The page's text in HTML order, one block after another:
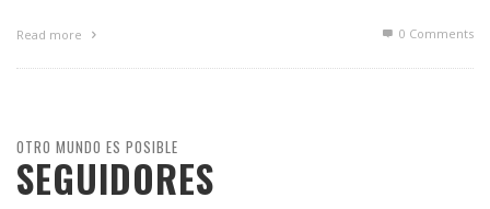
Read more 0 Comments
OTRO MUNDO ES POSIBLE
SEGUIDORES